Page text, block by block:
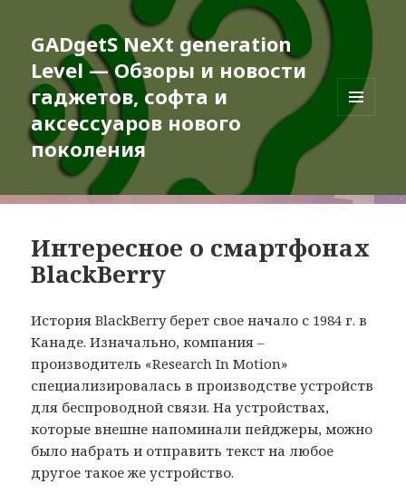
GADgetS NeXt generation
Level — Обзоры и новости
гаджетов, софта и
аксессуаров нового
поколения
МЕНЮ
Интересное о смартфонах
BlackBerry
История BlackBerry берет свое начало с 1984 г. в
Канаде. Изначально, компания –
производитель «Research In Motion»
специализировалась в производстве устройств
для беспроводной связи. На устройствах,
которые внешне напоминали пейджеры, можно
было набрать и отправить текст на любое
другое такое же устройство.